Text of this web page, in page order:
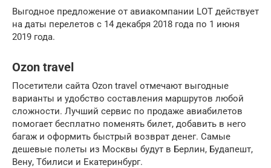
Выгодное предложение от авиакомпании LOT действует
на даты перелетов с 14 декабря 2018 года по 1 июня
2019 года.
Ozon travel
Посетители сайта Ozon travel отмечают выгодные
варианты и удобство составления маршрутов любой
сложности. Лучший сервис по продаже авиабилетов
помогает бесплатно поменять билет, добавить в него
багаж и оформить быстрый возврат денег. Самые
дешевые полеты из Москвы будут в Берлин, Будапешт,
Вену, Тбилиси и Екатеринбург.